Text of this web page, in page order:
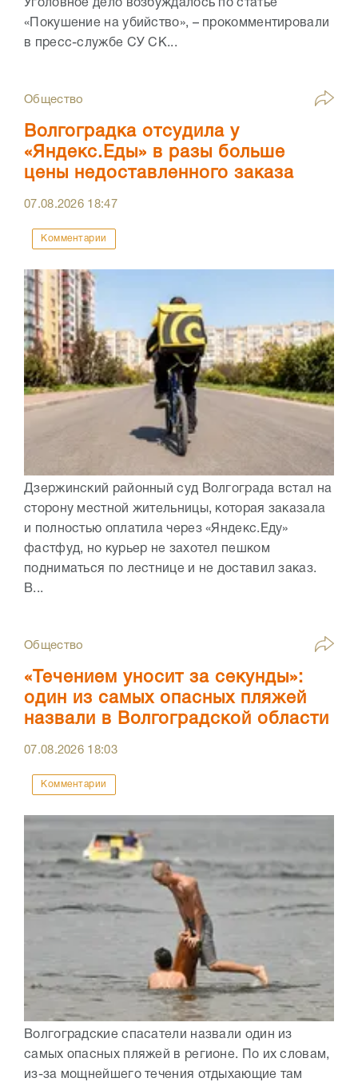
Уголовное дело возбуждалось по статье
«Покушение на убийство», – прокомментировали
в пресс-службе СУ СК...
Общество
Волгоградка отсудила у
«Яндекс.Еды» в разы больше
цены недоставленного заказа
07.08.2026 18:47
Комментарии
Дзержинский районный суд Волгограда встал на
сторону местной жительницы, которая заказала
и полностью оплатила через «Яндекс.Еду»
фастфуд, но курьер не захотел пешком
подниматься по лестнице и не доставил заказ.
В...
Общество
«Течением уносит за секунды»:
один из самых опасных пляжей
назвали в Волгоградской области
07.08.2026 18:03
Комментарии
Волгоградские спасатели назвали один из
самых опасных пляжей в регионе. По их словам,
из-за мощнейшего течения отдыхающие там